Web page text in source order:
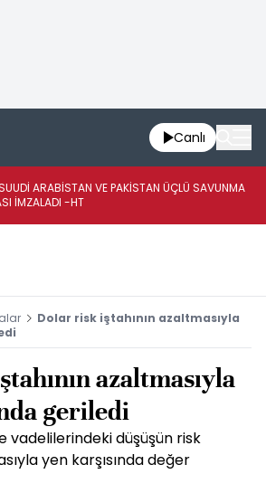
Canlı
ARABİSTAN VE PAKİSTAN ÜÇLÜ SAVUNMA
İMZALADI -HT
Dolar risk iştahının azaltmasıyla
azaltmasıyla
geriledi
vadelilerindeki düşüşün risk
yen karşısında değer